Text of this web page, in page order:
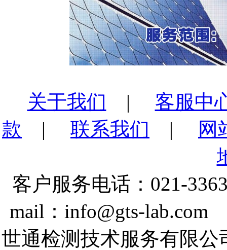
关于我们 | 客服中
款 | 联系我们 |
网
客户服务电话：021-
mail：info@gts-
世通检测技术服务有限